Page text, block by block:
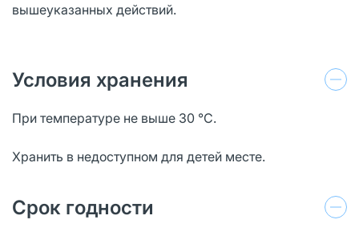
вышеуказанных действий.
Условия хранения
При температуре не выше 30 °С.
Хранить в недоступном для детей месте.
Срок годности